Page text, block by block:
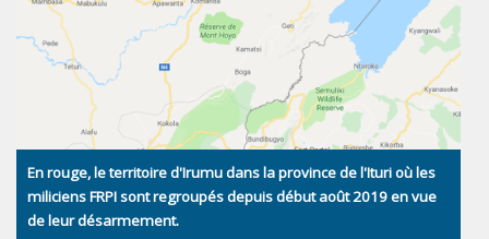
En rouge, le territoire d'Irumu dans la province de l'Ituri où les
miliciens FRPI sont regroupés depuis début août 2019 en vue
de leur désarmement.